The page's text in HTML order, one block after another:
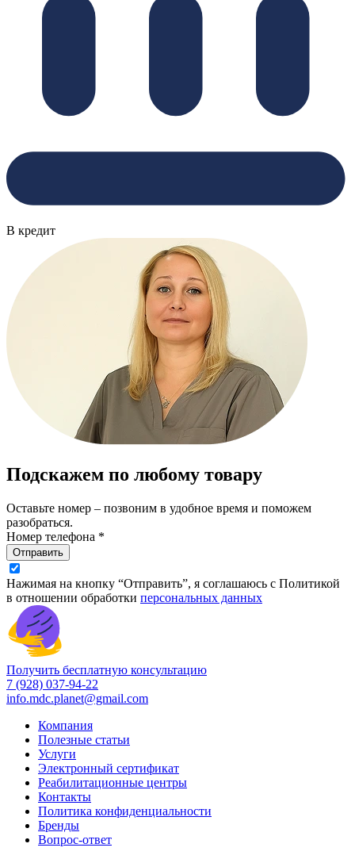
В кредит
Подскажем по любому товару
Оставьте номер – позвоним в удобное время и поможем
разобраться.
Номер телефона *
Отправить
Нажимая на кнопку “Отправить”, я соглашаюсь с Политикой
в отношении обработки персональных данных
Получить бесплатную консультацию
7 (928) 037-94-22
info.mdc.planet@gmail.com
Компания
Полезные статьи
Услуги
Электронный сертификат
Реабилитационные центры
Контакты
Политика конфиденциальности
Бренды
Вопрос-ответ